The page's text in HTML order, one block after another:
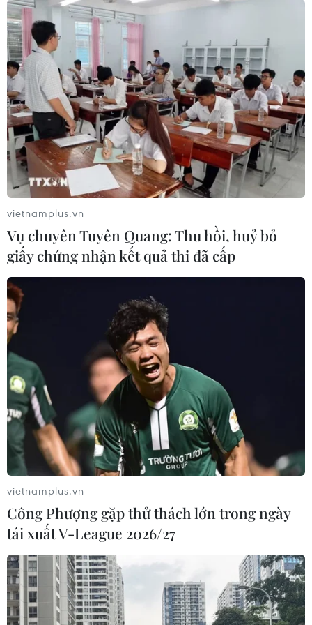
vietnamplus.vn
Vụ chuyên Tuyên Quang: Thu hồi, huỷ bỏ
giấy chứng nhận kết quả thi đã cấp
vietnamplus.vn
Công Phượng gặp thử thách lớn trong ngày
tái xuất V-League 2026/27